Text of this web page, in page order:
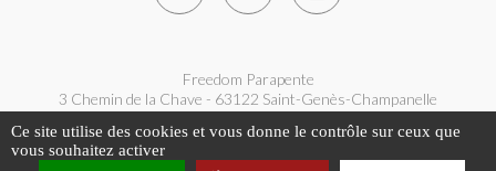
Freedom Parapente
3 Chemin de la Chave - 63122 Saint-Genès-Champanelle
contact@freedom-parapente.fr
Ce site utilise des cookies et vous donne le contrôle sur ceux que
vous souhaitez activer